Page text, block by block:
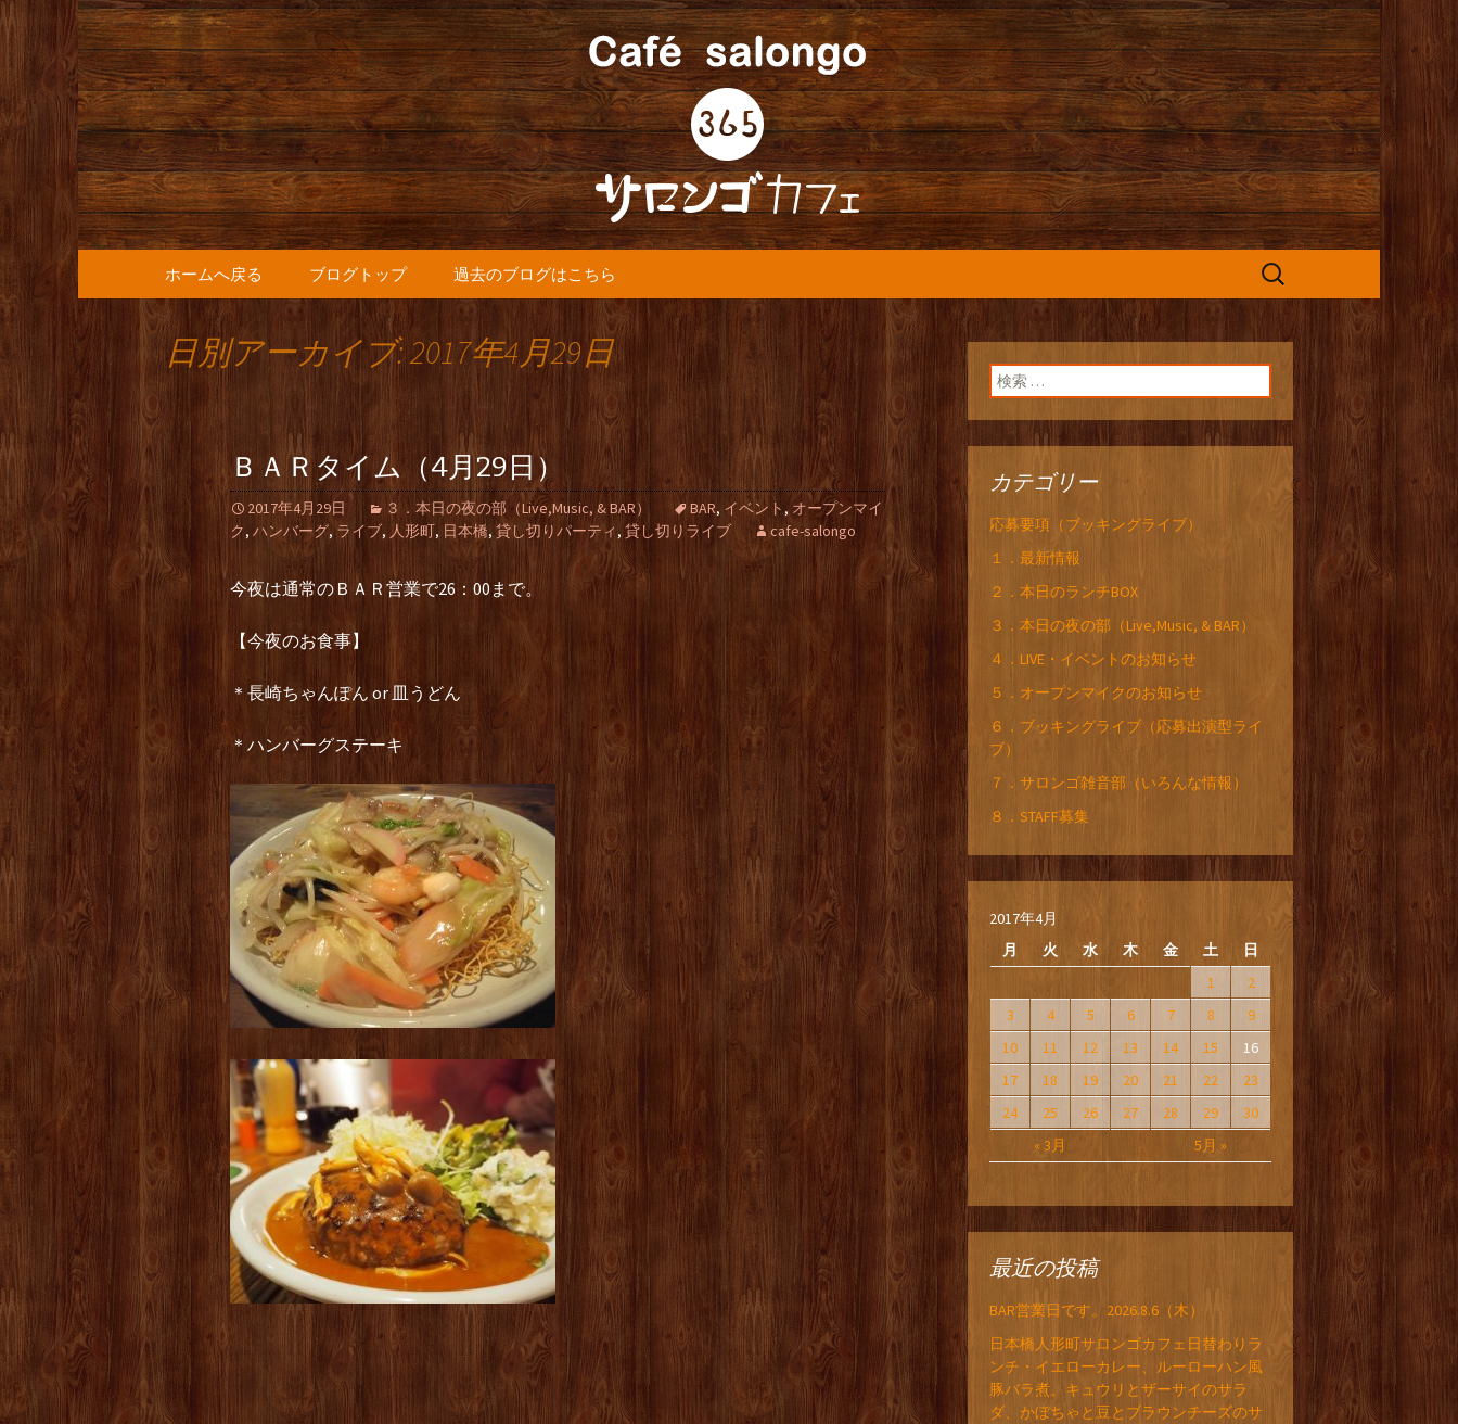
人形町の『365(サロンゴ)カフェ』よりお
知らせ
人形町の音楽カフェ『365カフェ』より最新情報をお届けします。
コンテンツへ移動
ホームへ戻る ブログトップ 過去のブログはこちら
検
日別アーカイブ: 2017年4月29日
ＢＡＲタイム（4月29日）
2017年4月29日 ３．本日の夜の部（Live,Music, & BAR） BAR, イベント ,オープンマイ
ク, ハンバーグ,ライブ, 人形町, 日本橋, 貸し切りパーティ , 貸し切りライブ cafe-salongo
今夜は通常のＢＡＲ営業で26：00まで。
【今夜のお食事】
＊長崎ちゃんぽん or 皿うどん
＊ハンバーグステーキ
検索:
カテゴリー
応募要項（ブッキングライブ）
１．最新情報
２．本日のランチBOX
３．本日の夜の部（Live,Music, & BAR）
４．LIVE・イベントのお知らせ
５．オープンマイクのお知らせ
６．ブッキングライブ（応募出演型ライ
ブ）
７．サロンゴ雑音部（いろんな情報）
８．STAFF募集
2017年4月
月
火 水 木 金 土 日
« 3月 5月 »
1
2
3
4 5 6 7 8
9
10
11 12 13 14 15
16
17
18 19 20 21 22
23
24
25 26 27 28 29 30
最近の投稿
BAR営業日です。2026.8.6（木）
日本橋人形町サロンゴカフェ日替わりラ
ンチ・イエローカレー、ルーローハン風
豚バラ煮、キュウリとザーサイのサラ
ダ、かぼちゃと豆とブラウンチーズのサ